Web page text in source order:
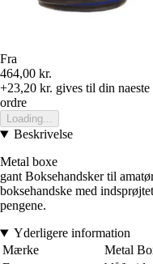
Fra
464,00 kr.
+23,20 kr. gives til din naeste
ordre
Loading...
Beskrivelse
Metal boxe
gant Boksehandsker til
boksehandske med
pengene.
Yderligere information
Mærke
Metal